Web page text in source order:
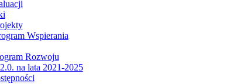
Wspierania
Rozwoju
na lata 2021-2025